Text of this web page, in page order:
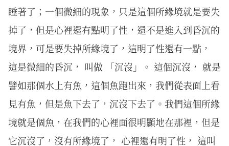
睡著了；一個微細的現象，只是這個所緣境就是要失
掉了，但是心裡還有點明了性，還不是進入到昏沉的
境界，可是要失掉所緣境了，這明了性還有一點，
這是微細的昏沉， 叫做 「沉沒」。 這個沉沒， 就是
譬如那個水上有魚，這個魚跑出來，我們從表面上看
見有魚，但是魚下去了，沉沒下去了。我們這個所緣
境就是個魚，在我們的心裡面很明顯地在那裡，但是
它沉沒了，沒有所緣境了， 心裡還有明了性， 這叫